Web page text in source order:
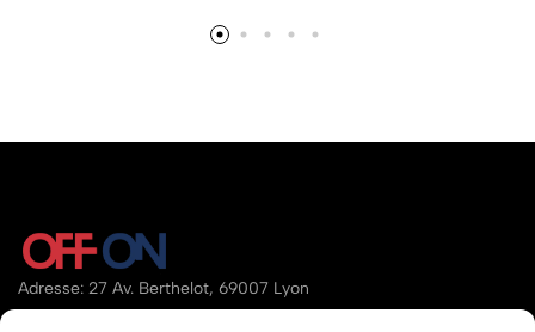
Adresse: 27 Av. Berthelot, 69007 Lyon